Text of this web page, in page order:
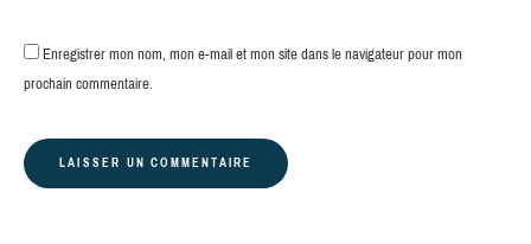
Enregistrer mon nom, mon e-mail et mon site dans le navigateur pour mon
prochain commentaire.